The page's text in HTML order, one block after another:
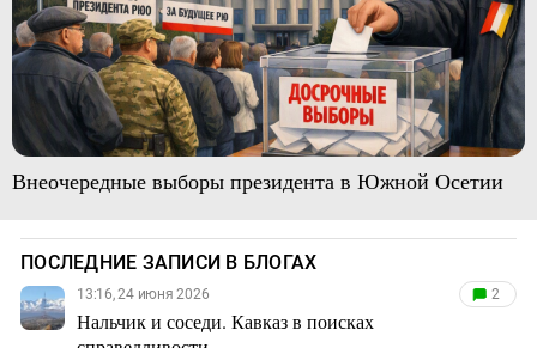
Внеочередные выборы президента в Южной Осетии
ПОСЛЕДНИЕ ЗАПИСИ В БЛОГАХ
13:16, 24 июня 2026
Нальчик и соседи. Кавказ в поисках
2